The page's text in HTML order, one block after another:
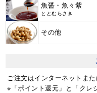
魚醤・魚々紫
ととむらさき
その他
ご注文はインターネットまた
※「ポイント還元」と「クレ